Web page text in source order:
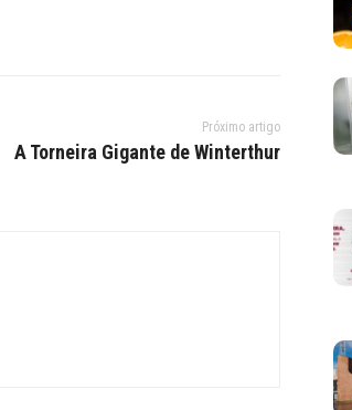
Próximo artigo
A Torneira Gigante de Winterthur